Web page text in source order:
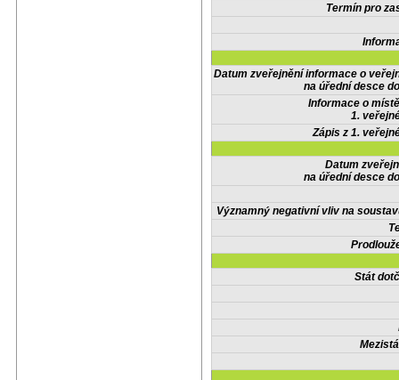
Termín pro
Datum zveřejnění informace o
na úřední desce
Informace o
1.
Zápis z 1.
Datum
na úřední desce
Významný negativní vliv na
Stát